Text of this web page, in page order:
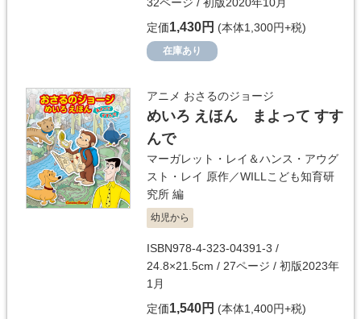
定価1,430円 (本体1,300円+税)
在庫あり
アニメ おさるのジョージ
めいろ えほん まよって すす
んで
マーガレット・レイ＆ハンス・アウグ
スト・レイ 原作／WILLこども知育研
究所 編
幼児から
ISBN978-4-323-04391-3 /
24.8×21.5cm / 27ページ / 初版2023年
1月
定価1,540円 (本体1,400円+税)